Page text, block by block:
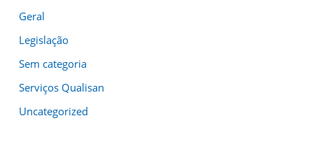
Geral
Legislação
Sem categoria
Serviços Qualisan
Uncategorized